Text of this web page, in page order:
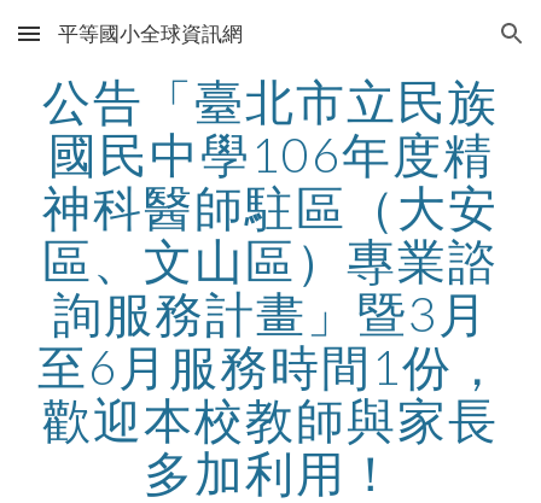
Skip to main content Skip to navigation
平等國小全球資訊網
公告「臺北市立民族
國民中學106年度精
神科醫師駐區（大安
區、文山區）專業諮
詢服務計畫」暨3月
至6月服務時間1份，
歡迎本校教師與家長
多加利用！